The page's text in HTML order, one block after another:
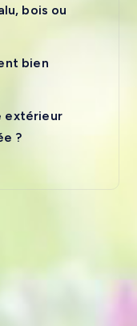
bois ou
bien
extérieur
?